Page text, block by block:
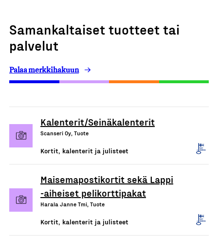
Samankaltaiset tuotteet tai
palvelut
Palaa merkkihakuun
Kalenterit/Seinäkalenterit
Scanseri Oy, Tuote
Kortit, kalenterit ja julisteet
Maisemapostikortit sekä Lappi
-aiheiset pelikorttipakat
Harala Janne Tmi, Tuote
Kortit, kalenterit ja julisteet